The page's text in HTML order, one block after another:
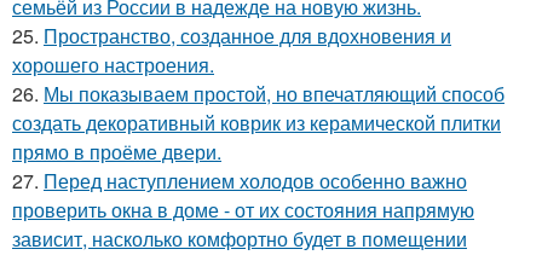
семьёй из России в надежде на новую жизнь.
25. Пространство, созданное для вдохновения и
хорошего настроения.
26. Мы показываем простой, но впечатляющий способ
создать декоративный коврик из керамической плитки
прямо в проёме двери.
27. Перед наступлением холодов особенно важно
проверить окна в доме - от их состояния напрямую
зависит, насколько комфортно будет в помещении